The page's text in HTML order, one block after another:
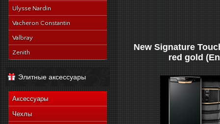
Ulysse Nardin
Vacheron Constantin
Valbray
Zenith
Элитные аксессуары
Аксессуары
Чехлы
New Signature
red gold